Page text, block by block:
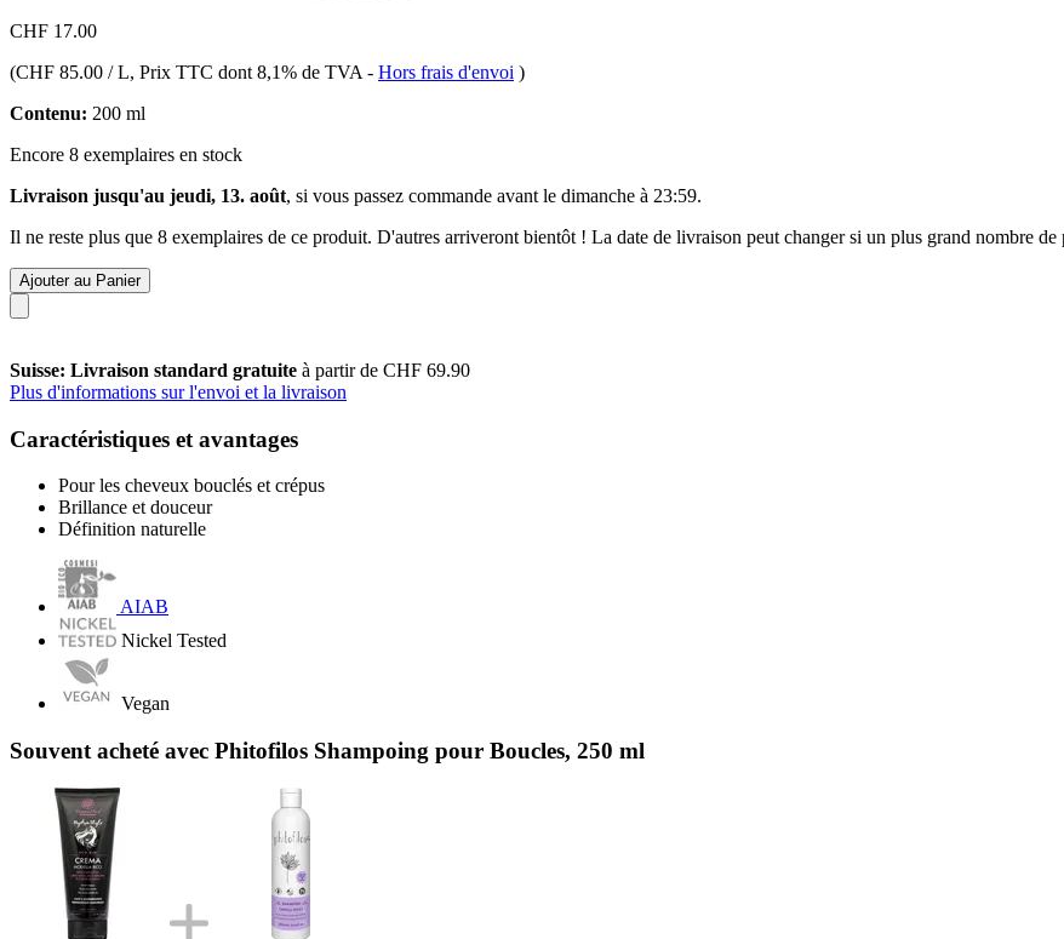
CHF 17.00
(CHF 85.00 / L, Prix TTC dont 8,1% de TVA - Hors frais d'envoi )
Contenu: 200 ml
Encore 8 exemplaires en stock
Livraison jusqu'au jeudi, 13. août, si vous passez commande avant le dimanche à 23:59.
Il ne reste plus que 8 exemplaires de ce produit. D'autres arriveront bientôt ! La date de livraison peut changer si un plus grand nombre de
Ajouter au Panier
Suisse: Livraison standard gratuite à partir de CHF 69.90
Plus d'informations sur l'envoi et la livraison
Caractéristiques et avantages
Pour les cheveux bouclés et crépus
Brillance et douceur
Définition naturelle
AIAB
Nickel Tested
Vegan
Souvent acheté avec Phitofilos Shampoing pour Boucles, 250 ml